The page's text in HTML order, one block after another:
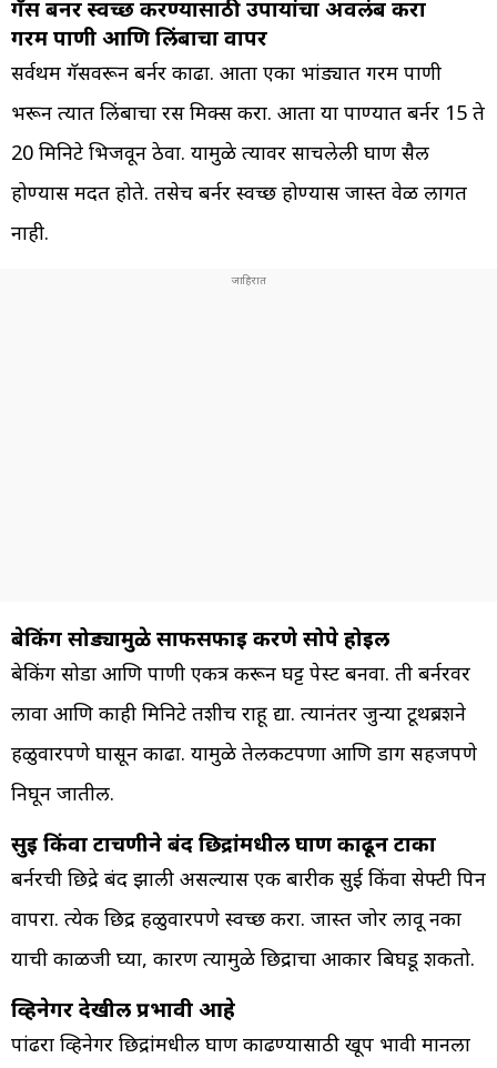
गॅस बर्नर स्वच्छ करण्यासाठी उपायांचा अवलंब करा
गरम पाणी आणि लिंबाचा वापर
सर्वप्रथम गॅसवरून बर्नर काढा. आता एका भांड्यात गरम पाणी
भरून त्यात लिंबाचा रस मिक्स करा. आता या पाण्यात बर्नर 15 ते
20 मिनिटे भिजवून ठेवा. यामुळे त्यावर साचलेली घाण सैल
होण्यास मदत होते. तसेच बर्नर स्वच्छ होण्यास जास्त वेळ लागत
नाही.
बेकिंग सोड्यामुळे साफसफाई करणे सोपे होईल
बेकिंग सोडा आणि पाणी एकत्र करून घट्ट पेस्ट बनवा. ती बर्नरवर
लावा आणि काही मिनिटे तशीच राहू द्या. त्यानंतर जुन्या टूथब्रशने
हळुवारपणे घासून काढा. यामुळे तेलकटपणा आणि डाग सहजपणे
निघून जातील.
सुई किंवा टाचणीने बंद छिद्रांमधील घाण काढून टाका
बर्नरची छिद्रे बंद झाली असल्यास एक बारीक सुई किंवा सेफ्टी पिन
वापरा. ​​प्रत्येक छिद्र हळुवारपणे स्वच्छ करा. जास्त जोर लावू नका
याची काळजी घ्या, कारण त्यामुळे छिद्राचा आकार बिघडू शकतो.
व्हिनेगर देखील प्रभावी आहे
पांढरा व्हिनेगर छिद्रांमधील घाण काढण्यासाठी खूप प्रभावी मानला